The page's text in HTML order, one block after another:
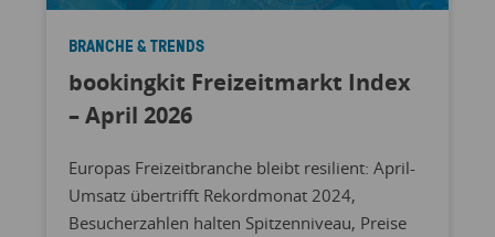
BRANCHE & TRENDS
bookingkit Freizeitmarkt Index
– April 2026
Europas Freizeitbranche bleibt resilient: April-
Umsatz übertrifft Rekordmonat 2024,
Besucherzahlen halten Spitzenniveau, Preise